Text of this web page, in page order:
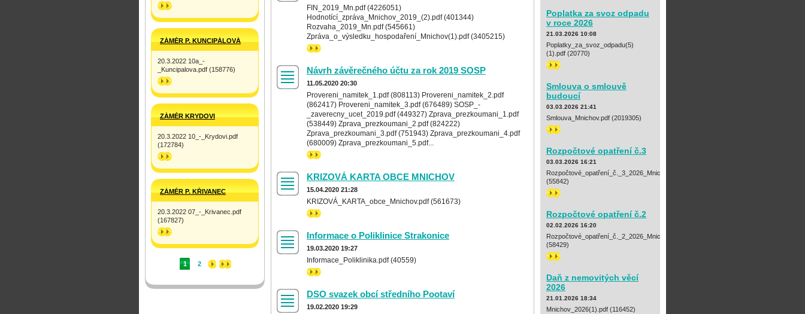
FIN_2019_Mn.pdf (4226051)
Hodnotící_zpráva_Mnichov_2019_(2).pdf (401344)
Rozvaha_2019_Mn.pdf (545661)
Zpráva_o_výsledku_hospodaření_Mnichov(1).pdf (3405215)
>>
Návrh závěrečného účtu za rok 2019 SOSP
11.05.2020 20:30
Provereni_namitek_1.pdf (808113) Provereni_namitek_2.pdf
(862417) Provereni_namitek_3.pdf (676489) SOSP_-
_zaverecny_ucet_2019.pdf (449327) Zprava_prezkoumani_1.pdf
(538449) Zprava_prezkoumani_2.pdf (824222)
Zprava_prezkoumani_3.pdf (751943) Zprava_prezkoumani_4.pdf
(680009) Zprava_prezkoumani_5.pdf...
>>
KRIZOVÁ KARTA OBCE MNICHOV
15.04.2020 21:28
KRIZOVÁ_KARTA_obce_Mnichov.pdf (561673)
>>
Informace o Poliklinice Strakonice
19.03.2020 19:27
Informace_Poliklinika.pdf (40559)
>>
DSO svazek obcí středního Pootaví
19.02.2020 19:29
>>
ZÁMĚR P. KUNCIPÁLOVÁ
20.3.2022 10a_-
_Kuncipalova.pdf (158776)
>>
ZÁMĚR KRYDOVI
20.3.2022 10_-_Krydovi.pdf
(172784)
>>
ZÁMĚR P. KŘIVANEC
20.3.2022 07_-_Krivanec.pdf
(167827)
>>
1 2
Poplatka za svoz odpadu
v roce 2026
21.03.2026 10:08
Poplatky_za_svoz_odpadu(5)
(1).pdf (20770)
>>
Smlouva o smlouvě
budoucí
03.03.2026 21:41
Smlouva_Mnichov.pdf (2019305)
>>
Rozpočtové opatření č.3
03.03.2026 16:21
Rozpočtové_opatření_č._3_2026_Mnichov.pdf
(55842)
>>
Rozpočtové opatření č.2
02.02.2026 16:20
Rozpočtové_opatření_č._2_2026_Mnichov.pdf
(58429)
>>
Daň z nemovitých věcí
2026
21.01.2026 18:34
Mnichov_2026(1).pdf (116452)